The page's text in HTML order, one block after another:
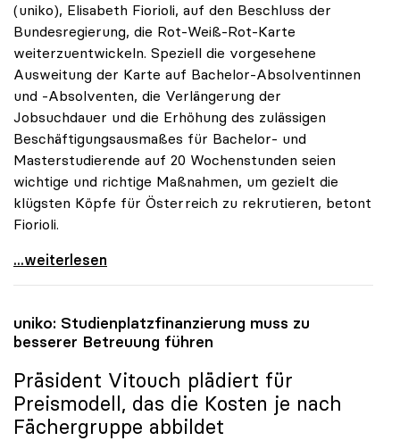
(uniko), Elisabeth Fiorioli, auf den Beschluss der
Bundesregierung, die Rot-Weiß-Rot-Karte
weiterzuentwickeln. Speziell die vorgesehene
Ausweitung der Karte auf Bachelor-Absolventinnen
und -Absolventen, die Verlängerung der
Jobsuchdauer und die Erhöhung des zulässigen
Beschäftigungsausmaßes für Bachelor- und
Masterstudierende auf 20 Wochenstunden seien
wichtige und richtige Maßnahmen, um gezielt die
klügsten Köpfe für Österreich zu rekrutieren, betont
Fiorioli.
RWR-Karte: „Ministerrat greift Forderungen der
...weiterlesen
uniko: Studienplatzfinanzierung muss zu
besserer Betreuung führen
Präsident Vitouch plädiert für
Preismodell, das die Kosten je nach
Fächergruppe abbildet